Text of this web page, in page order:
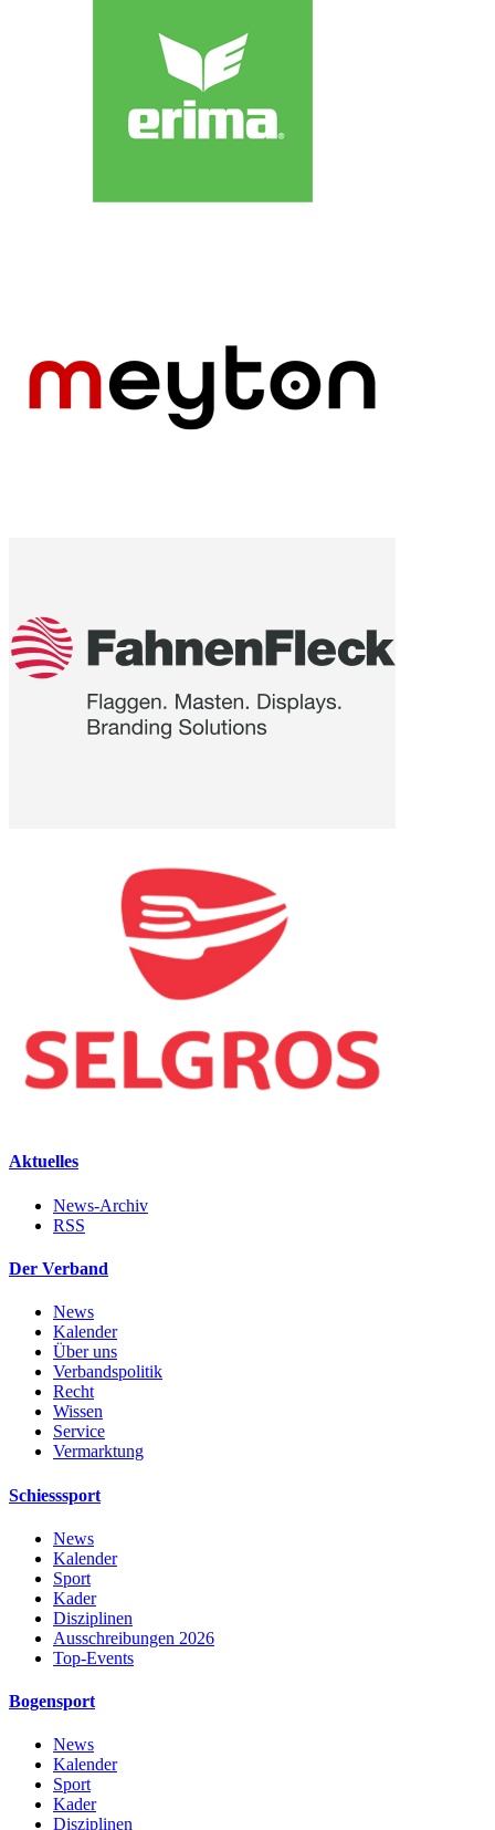
Aktuelles
News-Archiv
RSS
Der Verband
News
Kalender
Über uns
Verbandspolitik
Recht
Wissen
Service
Vermarktung
Schiesssport
News
Kalender
Sport
Kader
Disziplinen
Ausschreibungen 2026
Top-Events
Bogensport
News
Kalender
Sport
Kader
Disziplinen